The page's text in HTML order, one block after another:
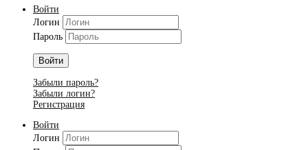
Войти
Логин
Пароль
Войти
Забыли пароль?
Забыли логин?
Регистрация
Войти
Логин